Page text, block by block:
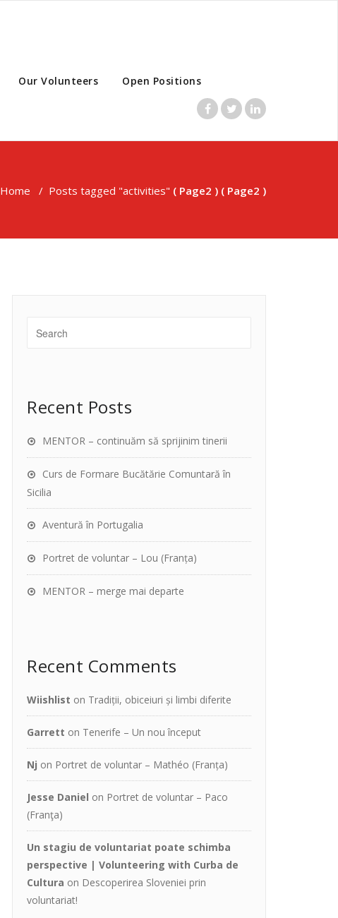
Our Volunteers
Open Positions
Home / Posts tagged "activities" ( Page2 ) ( Page2 )
Recent Posts
MENTOR – continuăm să sprijinim tinerii
Curs de Formare Bucătărie Comuntară în
Sicilia
Aventură în Portugalia
Portret de voluntar – Lou (Franța)
MENTOR – merge mai departe
Recent Comments
Wiishlist on Tradiții, obiceiuri și limbi diferite
Garrett on Tenerife – Un nou început
Nj on Portret de voluntar – Mathéo (Franța)
Jesse Daniel on Portret de voluntar – Paco
(Franţa)
Un stagiu de voluntariat poate schimba
perspective | Volunteering with Curba de
Cultura on Descoperirea Sloveniei prin
voluntariat!